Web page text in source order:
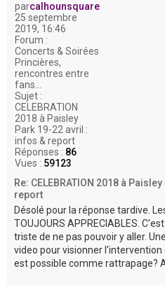
parcalhounsquare
25 septembre
2019, 16:46
Forum :
Concerts & Soirées
Princières,
rencontres entre
fans...
Sujet :
CELEBRATION
2018 à Paisley
Park 19-22 avril :
infos & report
Réponses : 86
Vues : 59123
Re: CELEBRATION 2018 à
report
Désolé pour la réponse tardive.
TOUJOURS APPRECIABLES.
triste de ne pas pouvoir y aller.
video pour visionner l'intervention
est possible comme rattrapage?